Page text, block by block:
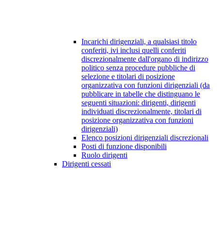
Incarichi dirigenziali, a qualsiasi titolo
conferiti, ivi inclusi quelli conferiti
discrezionalmente dall'organo di indirizzo
politico senza procedure pubbliche di
selezione e titolari di posizione
organizzativa con funzioni dirigenziali (da
pubblicare in tabelle che distinguano le
seguenti situazioni: dirigenti, dirigenti
individuati discrezionalmente, titolari di
posizione organizzativa con funzioni
dirigenziali)
Elenco posizioni dirigenziali discrezionali
Posti di funzione disponibili
Ruolo dirigenti
Dirigenti cessati